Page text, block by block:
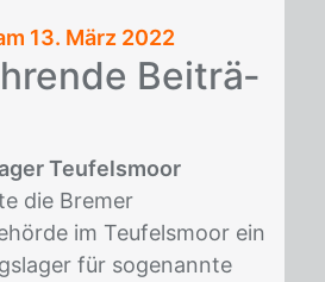
13. März 2022
Bei­trä­
Teufelsmoor
die Bremer
im Teufelsmoor ein
für sogenannte